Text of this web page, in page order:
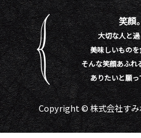
笑顔
大切な人と過
美味しいものを
そんな笑顔あふれ
ありたいと願っ
Copyright © 株式会社す